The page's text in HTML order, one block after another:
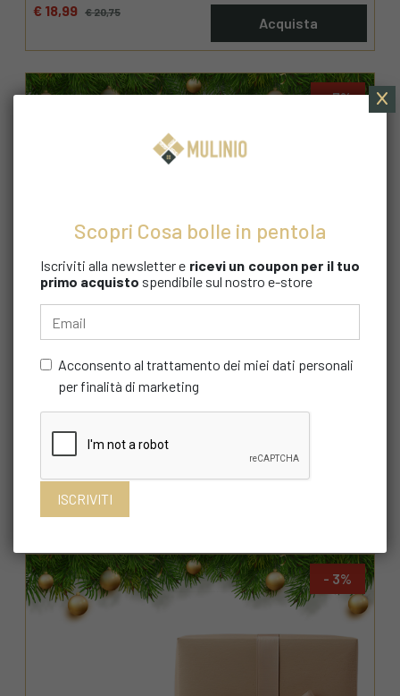
€ 18,99 € 20,75
Acquista
7
MULINIO
Kit Christmas Gold
€ 25,99 € 27,80
3
Scopri Cosa bolle in pentola
Iscriviti alla newsletter e ricevi un coupon per il tuo
primo acquisto spendibile sul nostro e-store
Acconsento al trattamento dei miei dati personali
per finalità di marketing